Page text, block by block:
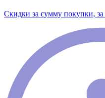
Скидки за сумму покупки,